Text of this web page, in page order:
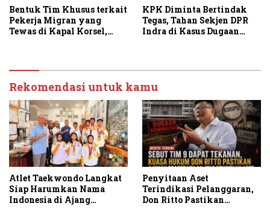
Bentuk Tim Khusus terkait
Pekerja Migran yang
Tewas di Kapal Korsel,
KPK Diminta Bertindak
Tegas, Tahan Sekjen DPR
Indra di Kasus Dugaan
Rekomendasi untuk kamu
Atlet Taekwondo Langkat
Siap Harumkan Nama
Indonesia di Ajang
Penyitaan Aset
Terindikasi Pelanggaran,
Don Ritto Pastikan